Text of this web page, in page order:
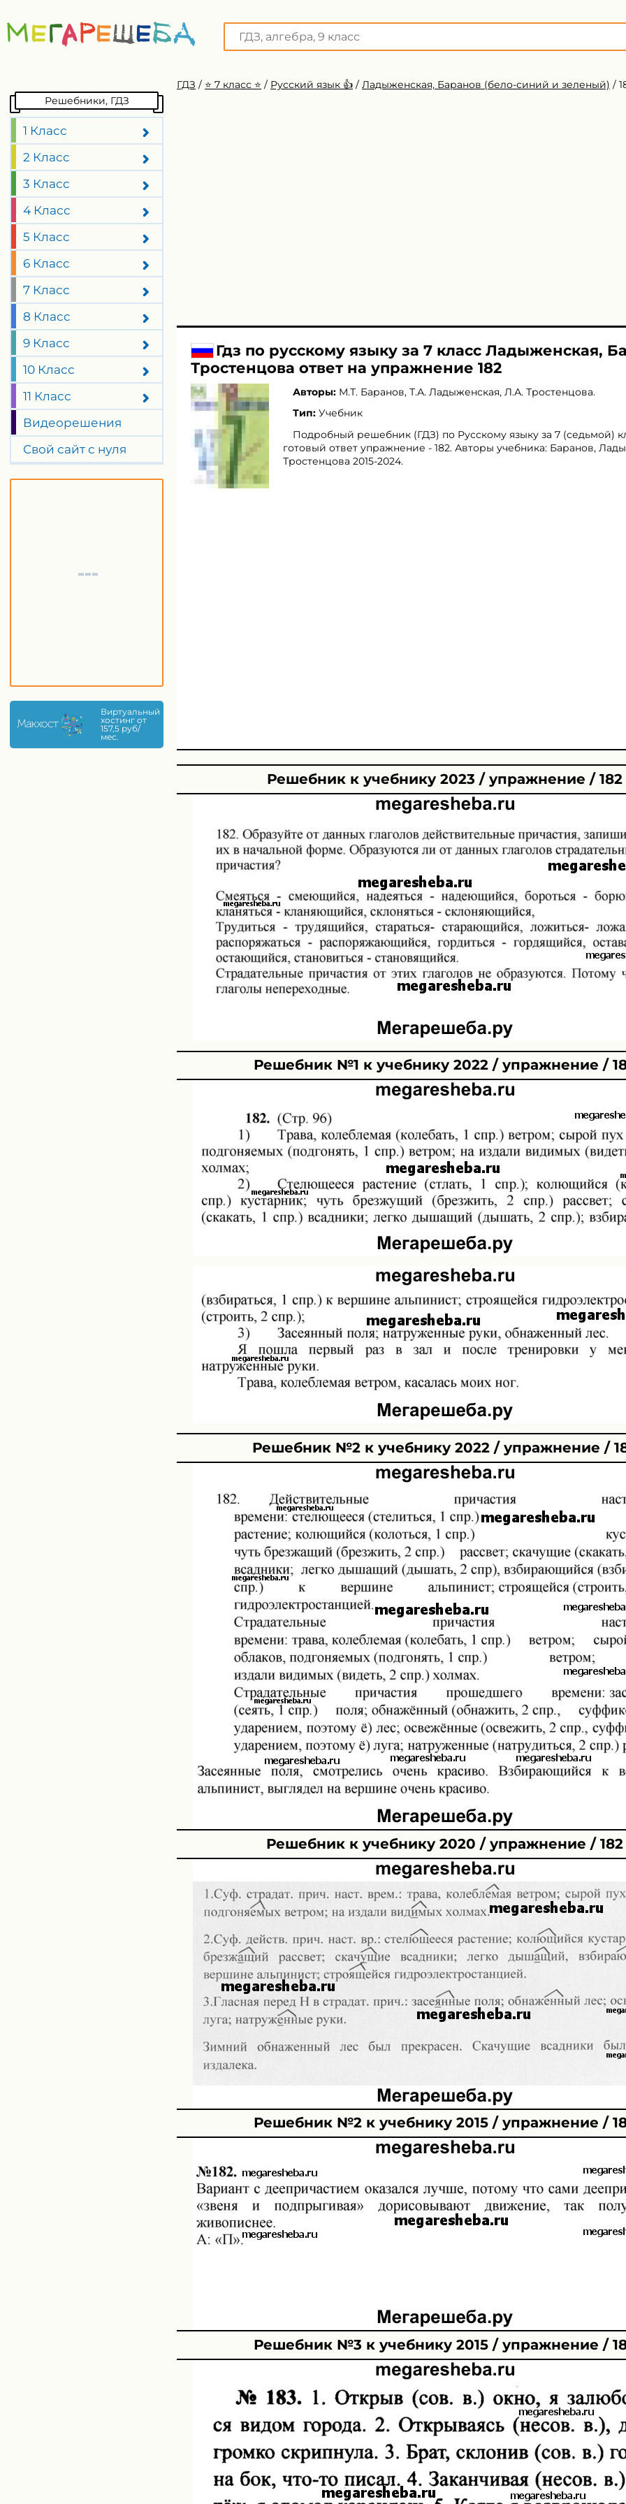
Решебники, ГДЗ
1 Класс
2 Класс
3 Класс
4 Класс
5 Класс
6 Класс
7 Класс
8 Класс
9 Класс
10 Класс
11 Класс
Видеорешения
Свой сайт с нуля
Виртуальный
хостинг от
157,5 руб/
мес.
ГДЗ / ⭐️ 7 класс ⭐️ / Русский язык 👍 / Ладыженская, Баранов (бело-синий и зеленый) /
Гдз по русскому языку за 7 класс Ладыженская,
Тростенцова ответ на упражнение 182
Авторы: М.Т. Баранов, Т.А. Ладыженская, Л.А. Тростенцова.
Тип: Учебник
Подробный решебник (ГДЗ) по Русскому языку за 7 (седьмой)
готовый ответ упражнение - 182. Авторы учебника: Баранов,
Тростенцова 2015-2024.
Решебник к учебнику 2023 / упражнение / 182
Решебник №1 к учебнику 2022 / упражнение /
Решебник №2 к учебнику 2022 / упражнение /
Решебник к учебнику 2020 / упражнение / 182
Решебник №2 к учебнику 2015 / упражнение /
Решебник №3 к учебнику 2015 / упражнение /